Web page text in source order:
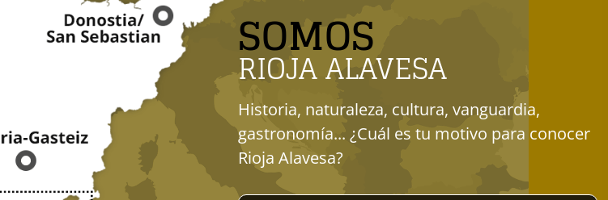
SOMOS
RIOJA ALAVESA
Historia, naturaleza, cultura, vanguardia,
gastronomía... ¿Cuál es tu motivo para conocer
Rioja Alavesa?